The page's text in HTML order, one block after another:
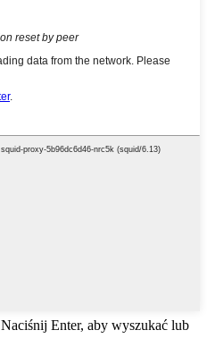
Naciśnij Enter, aby wyszukać lub